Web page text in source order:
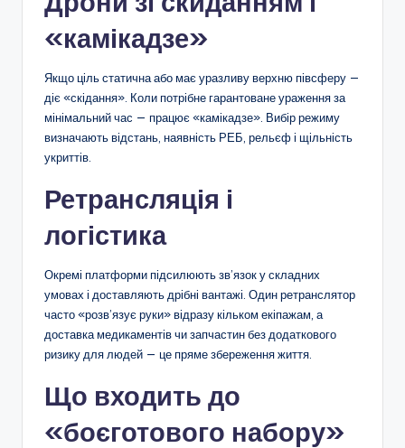
«камікадзе»
Якщо ціль статична або має уразливу верхню півсферу —
діє «скідання». Коли потрібне гарантоване ураження за
мінімальний час — працює «камікадзе». Вибір режиму
визначають відстань, наявність РЕБ, рельєф і щільність
укриттів.
Ретрансляція і
логістика
Окремі платформи підсилюють зв’язок у складних
умовах і доставляють дрібні вантажі. Один ретранслятор
часто «розв’язує руки» відразу кільком екіпажам, а
доставка медикаментів чи запчастин без додаткового
ризику для людей — це пряме збереження життя.
Що входить до
«боєготового набору»